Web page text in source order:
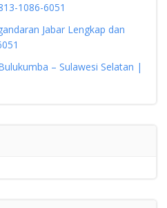
1086-6051
Jabar Lengkap dan
– Sulawesi Selatan |